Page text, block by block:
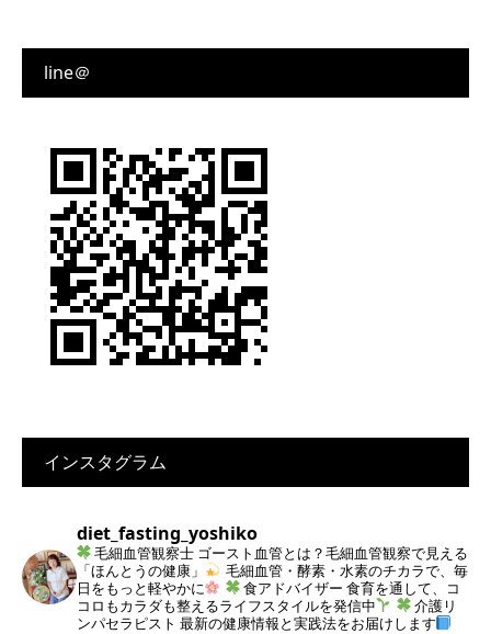
line＠
インスタグラム
diet_fasting_yoshiko
毛細血管観察士 ゴースト血管とは？毛細血管観察で見える
「ほんとうの健康」
毛細血管・酵素・水素のチカラで、毎
日をもっと軽やかに
食アドバイザー 食育を通して、コ
コロもカラダも整えるライフスタイルを発信中
介護リ
ンパセラピスト 最新の健康情報と実践法をお届けします